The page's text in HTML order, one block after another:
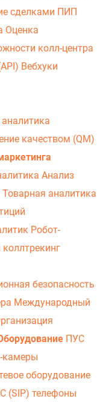
сделками ПИП
Оценка
колл-центра
Вебхуки
качеством (QM)
Анализ
Товарная аналитика
Робот-
безопасность
Международный
ПУС
камеры
оборудование
(SIP) телефоны